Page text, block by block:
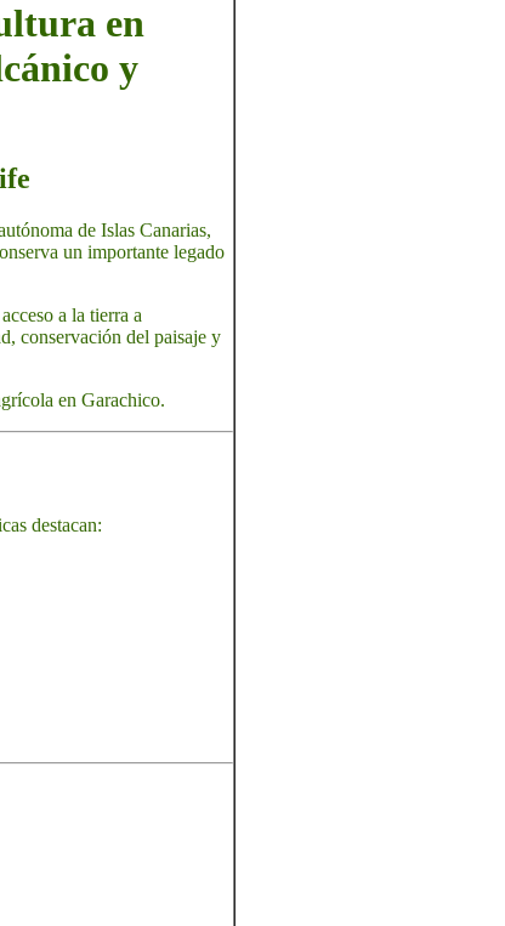
en
y
de Islas Canarias,
un importante legado
a la tierra a
conservación del paisaje y
en Garachico.
destacan: